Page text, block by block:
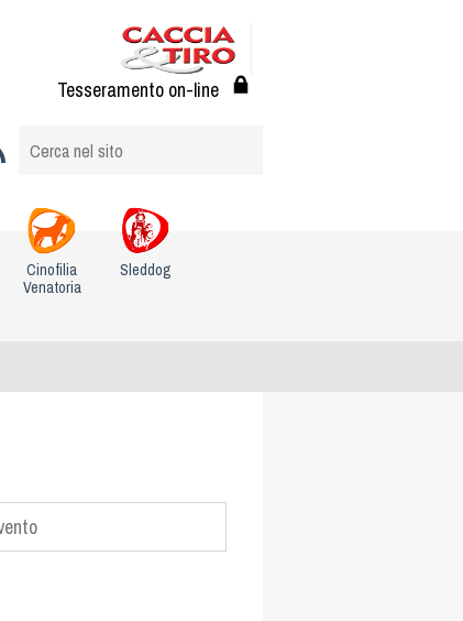
Tesseramento on-line
Cinofilia
Venatoria
Sleddog